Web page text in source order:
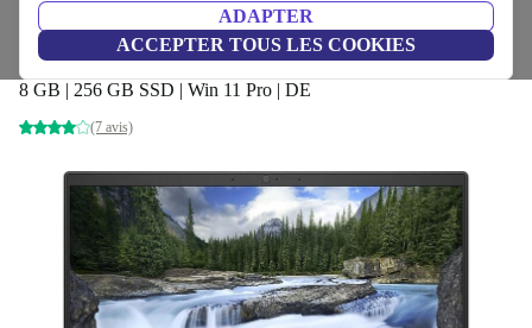
ADAPTER
ACCEPTER TOUS LES COOKIES
Dell Latitude 7390 | i5-8250U |
13.3"
8 GB | 256 GB SSD | Win 11 Pro | DE
(7 avis)
242,99 €